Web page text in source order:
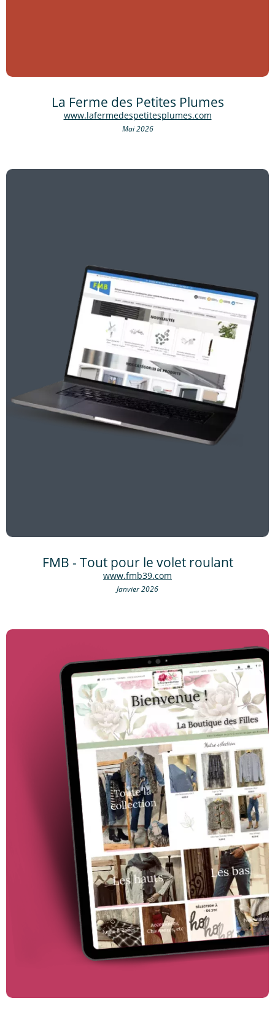
La Ferme des Petites Plumes
www.lafermedespetitesplumes.com
Mai 2026
FMB - Tout pour le volet roulant
www.fmb39.com
Janvier 2026